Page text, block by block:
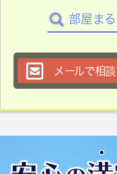
部屋ま
メールで相